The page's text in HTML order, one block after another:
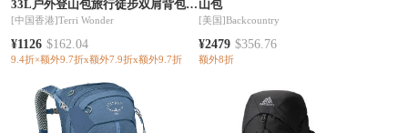
33L户外登山包旅行徒步双肩背包新
款（香港仓发货）
[中国香港]Terri Wonder
¥1126 $162.04
9.4折×额外9.7折x额外7.9折x额外9.7折
山包
[美国]Backcountry
¥2479 $356.76
额外8折